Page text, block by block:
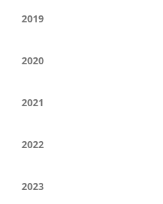
2019
2020
2021
2022
2023